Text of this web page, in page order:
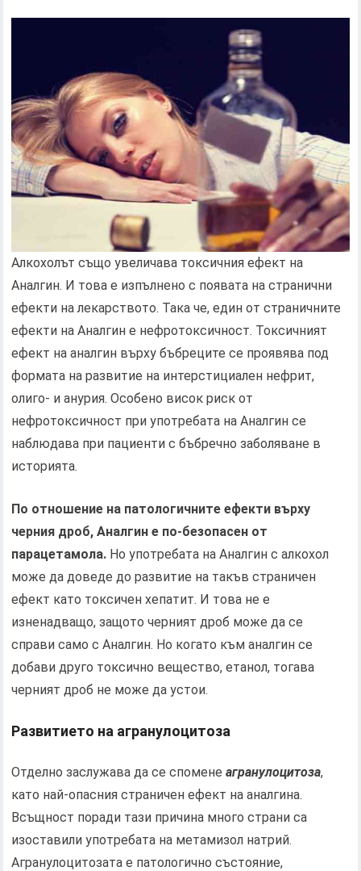
Алкохолът също увеличава токсичния ефект на
Аналгин. И това е изпълнено с появата на странични
ефекти на лекарството. Така че, един от страничните
ефекти на Аналгин е нефротоксичност. Токсичният
ефект на аналгин върху бъбреците се проявява под
формата на развитие на интерстициален нефрит,
олиго- и анурия. Особено висок риск от
нефротоксичност при употребата на Аналгин се
наблюдава при пациенти с бъбречно заболяване в
историята.
По отношение на патологичните ефекти върху
черния дроб, Аналгин е по-безопасен от
парацетамола. Но употребата на Аналгин с алкохол
може да доведе до развитие на такъв страничен
ефект като токсичен хепатит. И това не е
изненадващо, защото черният дроб може да се
справи само с Аналгин. Но когато към аналгин се
добави друго токсично вещество, етанол, тогава
черният дроб не може да устои.
Развитието на агранулоцитоза
Отделно заслужава да се споменеагранулоцитоза,
като най-опасния страничен ефект на аналгина.
Всъщност поради тази причина много страни са
изоставили употребата на метамизол натрий.
Агранулоцитозата е патологично състояние,